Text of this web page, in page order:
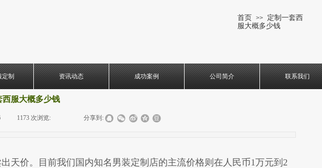
首页 >>
定制一套西
服大概多少钱
制 资讯动态 成功案例 公司简介 联系我们
西服大概多少钱
1173 次浏览: 分享到:
价。目前我们国内知名男装定制店的主流价格则在人民币1万元到2